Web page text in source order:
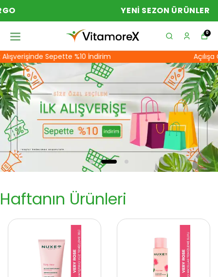
YENI SEZON ÜRÜNLER
0
Sepette %10 İndirim Açılışa
Haftanın Ürünleri